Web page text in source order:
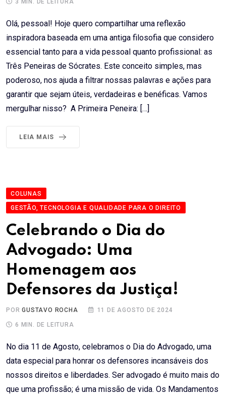
3 MIN. DE LEITURA
Olá, pessoal! Hoje quero compartilhar uma reflexão
inspiradora baseada em uma antiga filosofia que considero
essencial tanto para a vida pessoal quanto profissional: as
Três Peneiras de Sócrates. Este conceito simples, mas
poderoso, nos ajuda a filtrar nossas palavras e ações para
garantir que sejam úteis, verdadeiras e benéficas. Vamos
mergulhar nisso? A Primeira Peneira: […]
LEIA MAIS
COLUNAS
GESTÃO, TECNOLOGIA E QUALIDADE PARA O DIREITO
Celebrando o Dia do
Advogado: Uma
Homenagem aos
Defensores da Justiça!
PORGUSTAVO ROCHA 11 DE AGOSTO DE 2024
6 MIN. DE LEITURA
No dia 11 de Agosto, celebramos o Dia do Advogado, uma
data especial para honrar os defensores incansáveis dos
nossos direitos e liberdades. Ser advogado é muito mais do
que uma profissão; é uma missão de vida. Os Mandamentos